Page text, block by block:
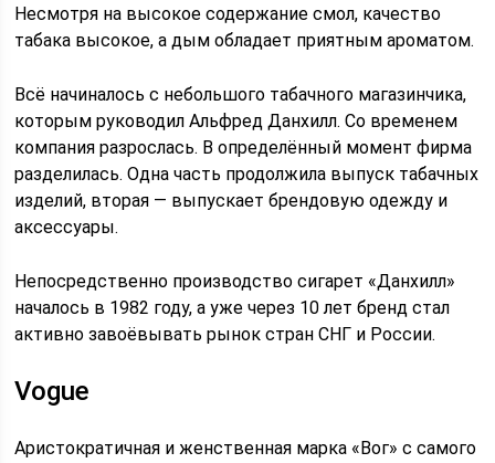
Несмотря на высокое содержание смол, качество
табака высокое, а дым обладает приятным ароматом.
Всё начиналось с небольшого табачного магазинчика,
которым руководил Альфред Данхилл. Со временем
компания разрослась. В определённый момент фирма
разделилась. Одна часть продолжила выпуск табачных
изделий, вторая — выпускает брендовую одежду и
аксессуары.
Непосредственно производство сигарет «Данхилл»
началось в 1982 году, а уже через 10 лет бренд стал
активно завоёвывать рынок стран СНГ и России.
Vogue
Аристократичная и женственная марка «Вог» с самого